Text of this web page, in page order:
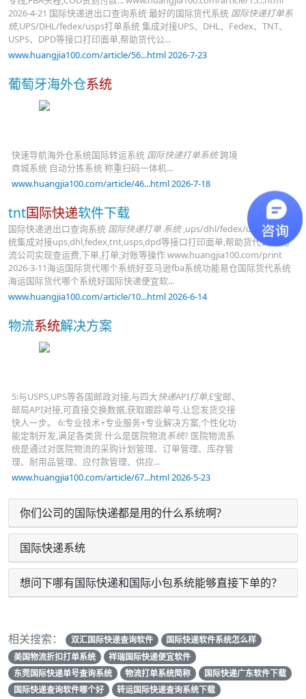
2026-4-21 国际快递进出口查询系统 最好的国际货代系统 国际快递打单系
统,UPS/DHL/fedex/usps打单系统 集成对接UPS、DHL、Fedex、TNT、
USPS、DPD等接口打印面单,帮助货代公...
www.huangjia100.com/article/56...html 2026-7-23
葡萄牙海外仓系统
快速导航海外仓系统国际转运系统 国际快递打单系统跨境
商城系统 自动分拣系统 称重扫码一体机...
www.huangjia100.com/article/46...html 2026-7-18
tnt国际快递软件下载
国际快递进出口查询系统 国际快递打单 系统,ups/dhl/fedex/usps打单系
统集成对接ups,dhl,fedex,tnt,usps,dpd等接口打印面单,帮助货代公司,物
流公司实现查运费,下单,打单,对账等操作 www.huangjia100.com/print
2026-3-11海运国际货代哪个系统好亚马逊fba系统功能易仓国际货代系统
海运国际货代哪个系统好国际快递便宜软...
www.huangjia100.com/article/10...html 2026-6-14
物流系统解决方案
5:与USPS,UPS等各国邮政对接,与四大快递API打单,E宝邮、
邮局API对接,可直接交换数据,获取跟踪单号,让您发货交接
快人一步。 6:专业技术+专业服务+专业解决方案,个性化功
能定制开发,满足各类货 什么是医院物流系统? 医院物流系
统是通过对医院物流的采购计划管理、订单管理、库存管
理、耐用品管理、应付款管理、供应...
www.huangjia100.com/article/67...html 2026-5-23
你们公司的国际快递都是用的什么系统啊?
国际快递系统
想问下哪有国际快递和国际小包系统能够直接下单的？
相关搜索： 双汇国际快递查询软件
国际快递软件系统怎么样
美国物流折扣打单系统
祥瑞国际快递便宜软件
东莞国际快递单号查询系统
物流打单系统简称
国际快递广东软件下载
国际快递查询软件哪个好
转运国际快递查询系统下载